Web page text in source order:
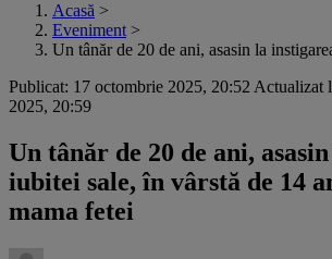
Acasă >
Eveniment >
Un tânăr de 20 de ani, asasin la
Publicat: 17 octombrie 2025, 20:52 Actualizat
2025, 20:59
Un tânăr de 20 de ani,
iubitei sale, în vârstă de 14
mama fetei